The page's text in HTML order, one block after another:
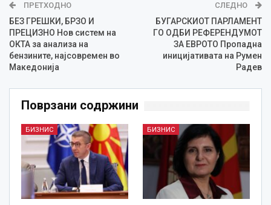
ПРЕТХОДНО
БЕЗ ГРЕШКИ, БРЗО И
ПРЕЦИЗНО Нов систем на
ОКТА за анализа на
бензините, најсовремен во
Македонија
СЛЕДНО
БУГАРСКИОТ ПАРЛАМЕНТ
ГО ОДБИ РЕФЕРЕНДУМОТ
ЗА ЕВРОТО Пропадна
иницијативата на Румен
Радев
Поврзани содржини
БИЗНИС БИЗНИС